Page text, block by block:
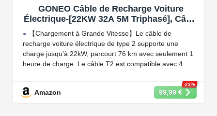
GONEO Câble de Recharge Voiture
Électrique-[22KW 32A 5M Triphasé], Câble
Type 2 à Type 2 EV/PHEV, Câble T2 avec
Sac de Transport, Compatible avec Model
3/S/X/Y, e-208, ID.5, E-Tron, IONIQ 5, Zoe,
etc
【Chargement à Grande Vitesse】Le câble de
recharge voiture électrique de type 2 supporte une
charge jusqu'à 22kW, parcourt 76 km avec seulement 1
heure de charge. Le câble T2 est compatible avec 4
【Conception Sécurisée】Nos câbles type 2 vous
Amazon 99,99 €
-23%